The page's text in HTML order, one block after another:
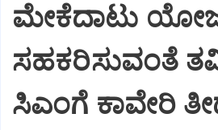
ಮೇಕೆದಾಟು
ಸಹಕರಿಸುವಂತೆ
ಸಿಎಂಗೆ ಕಾವೇರಿ